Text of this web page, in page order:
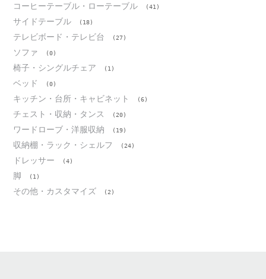
コーヒーテーブル・ローテーブル (41)
サイドテーブル (18)
テレビボード・テレビ台 (27)
ソファ (0)
椅子・シングルチェア (1)
ベッド (0)
キッチン・台所・キャビネット (6)
チェスト・収納・タンス (20)
ワードローブ・洋服収納 (19)
収納棚・ラック・シェルフ (24)
ドレッサー (4)
脚 (1)
その他・カスタマイズ (2)